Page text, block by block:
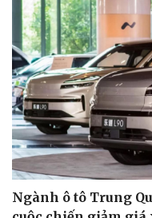
Ngành ô tô Trung